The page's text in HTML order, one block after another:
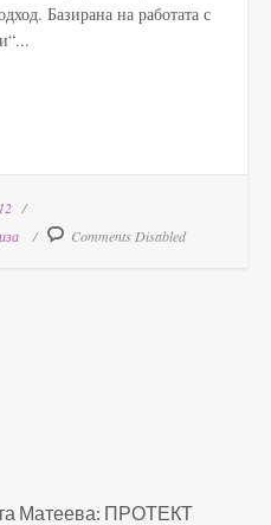
Базирана на работата с
Comments Disabled
Матеева: ПРОТЕКТ